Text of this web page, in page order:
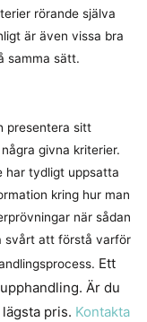
rörande själva
är även vissa bra
samma sätt.
presentera sitt
givna kriterier.
har tydligt uppsatta
kring hur man
när sådan
svårt att förstå varför
Ett
Är du
pris. Kontakta